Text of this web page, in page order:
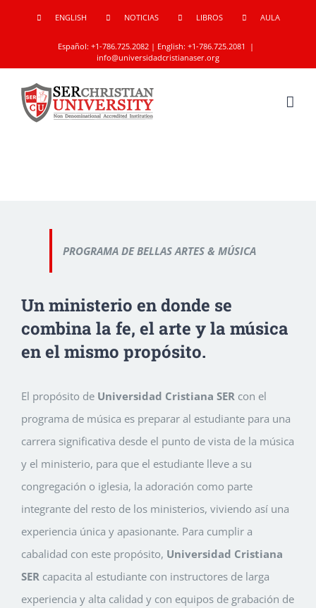
ENGLISH NOTICIAS LIBROS AULA
Español: +1-786.725.2082 | English: +1-786.725.2081
|
info@universidadcristianaser.org
PROGRAMA DE BELLAS ARTES & MÚSICA
Un ministerio en donde se
combina la fe, el arte y la música
en el mismo propósito.
El propósito de Universidad Cristiana SERcon el
programa de música es preparar al estudiante para una
carrera significativa desde el punto de vista de la música
y el ministerio, para que el estudiante lleve a su
congregación o iglesia, la adoración como parte
integrante del resto de los ministerios, viviendo así una
experiencia única y apasionante. Para cumplir a
cabalidad con este propósito, Universidad Cristiana
SERcapacita al estudiante con instructores de larga
experiencia y alta calidad y con equipos de grabación de